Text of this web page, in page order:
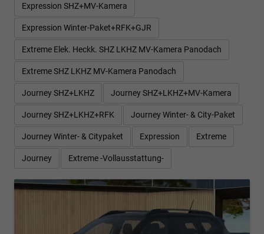
Expression SHZ+MV-Kamera
Expression Winter-Paket+RFK+GJR
Extreme Elek. Heckk. SHZ LKHZ MV-Kamera Panodach
Extreme SHZ LKHZ MV-Kamera Panodach
Journey SHZ+LKHZ Journey SHZ+LKHZ+MV-Kamera
Journey SHZ+LKHZ+RFK Journey Winter- & City-Paket
Journey Winter- & Citypaket Expression Extreme
Journey Extreme -Vollausstattung-